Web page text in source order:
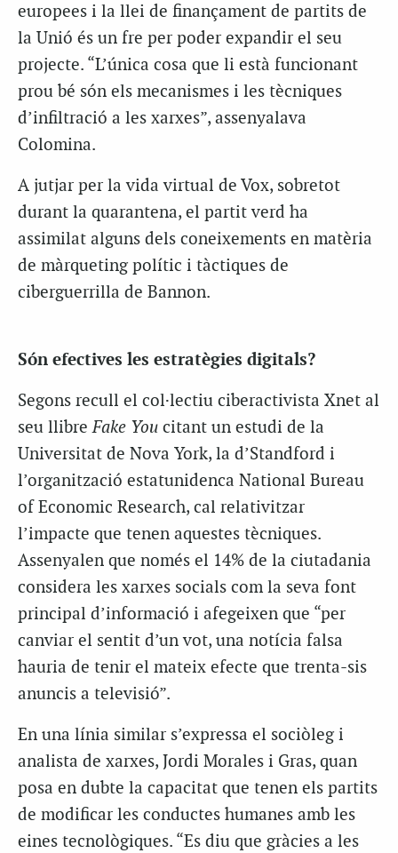
europees i la llei de finançament de partits de
la Unió és un fre per poder expandir el seu
projecte. “L’única cosa que li està funcionant
prou bé són els mecanismes i les tècniques
d’infiltració a les xarxes”, assenyalava
Colomina.
A jutjar per la vida virtual de Vox, sobretot
durant la quarantena, el partit verd ha
assimilat alguns dels coneixements en matèria
de màrqueting polític i tàctiques de
ciberguerrilla de Bannon.
Són efectives les estratègies digitals?
Segons recull el col·lectiu ciberactivista Xnet al
seu llibre Fake You citant un estudi de la
Universitat de Nova York, la d’Standford i
l’organització estatunidenca National Bureau
of Economic Research, cal relativitzar
l’impacte que tenen aquestes tècniques.
Assenyalen que només el 14% de la ciutadania
considera les xarxes socials com la seva font
principal d’informació i afegeixen que “per
canviar el sentit d’un vot, una notícia falsa
hauria de tenir el mateix efecte que trenta-sis
anuncis a televisió”.
En una línia similar s’expressa el sociòleg i
analista de xarxes, Jordi Morales i Gras, quan
posa en dubte la capacitat que tenen els partits
de modificar les conductes humanes amb les
eines tecnològiques. “Es diu que gràcies a les